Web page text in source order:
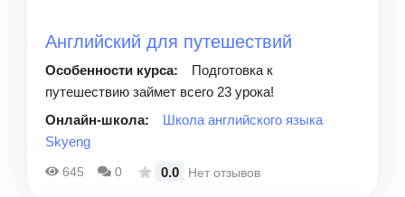
Английский для путешествий
Особенности курса:
Подготовка к
путешествию займет всего 23 урока!
Онлайн-школа:
Школа английского языка
Skyeng
645 0 0.0 Нет отзывов